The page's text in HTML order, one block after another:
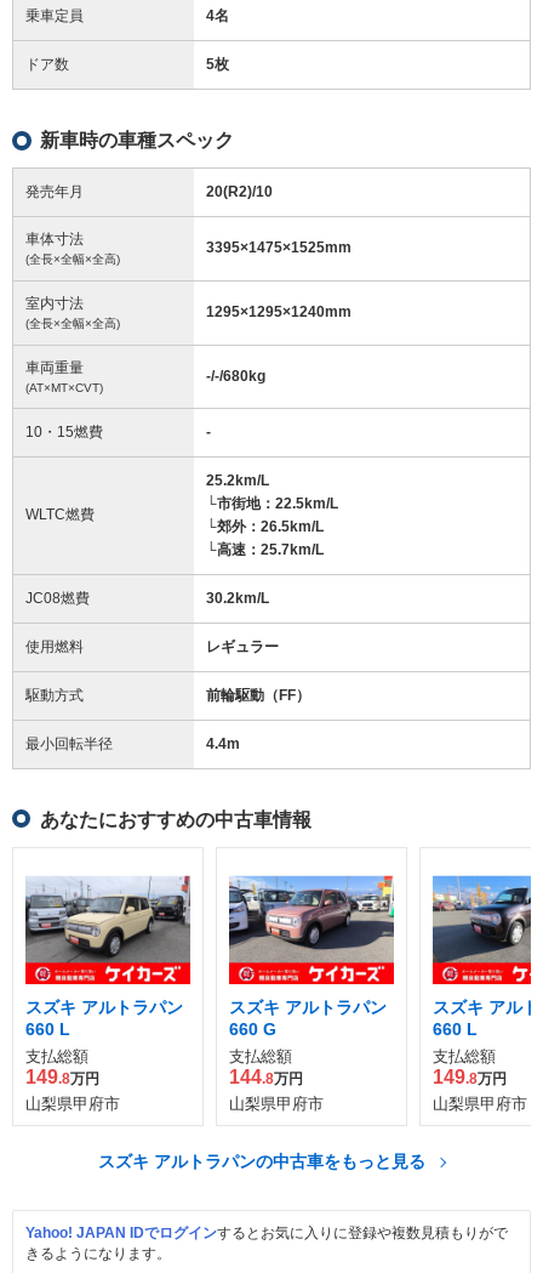
乗車定員 4名
ドア数 5枚
新車時の車種スペック
発売年月 20(R2)/10
車体寸法
(全長×全幅×全高)
3395×1475×1525mm
室内寸法
(全長×全幅×全高)
1295×1295×1240mm
車両重量
(AT×MT×CVT)
-/-/680kg
10・15燃費 -
WLTC燃費
25.2km/L
└市街地：22.5km/L
└郊外：26.5km/L
└高速：25.7km/L
JC08燃費 30.2km/L
使用燃料 レギュラー
駆動方式 前輪駆動（FF）
最小回転半径 4.4m
あなたにおすすめの中古車情報
スズキ アルトラパン
660 L
支払総額
149.8万円
山梨県甲府市
スズキ アルトラパン
660 G
支払総額
144.8万円
山梨県甲府市
スズキ アル
660 L
支払総額
149.8万円
山梨県甲府市
スズキ アルトラパンの中古車をもっと見る
Yahoo! JAPAN IDでログインするとお気に入りに登録や複数見積もりがで
きるようになります。